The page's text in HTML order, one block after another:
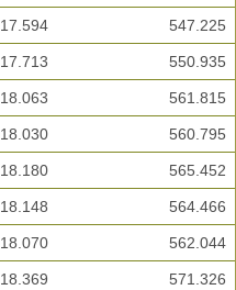
17.594 547.225
17.713 550.935
18.063 561.815
18.030 560.795
18.180 565.452
18.148 564.466
18.070 562.044
18.369 571.326